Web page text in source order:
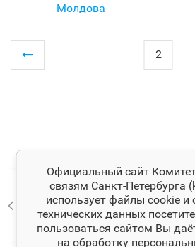
Молдова
2
Официальный сайт
связям Санкт‑Петербурга
использует файлы cookie и
технических данных
пользоваться сайтом Вы
на обработку